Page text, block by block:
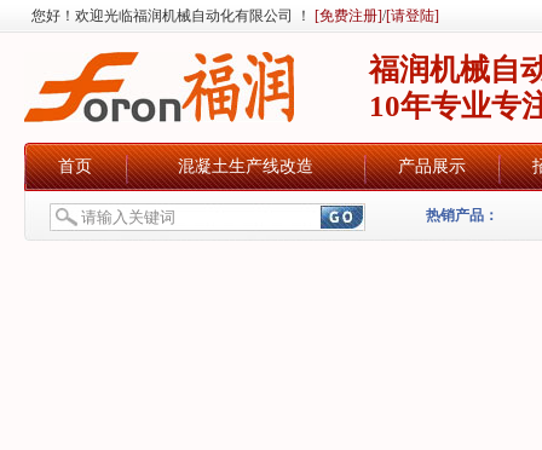
您好！欢迎光临福润机械自动化有限公司 ！ [免费注册]/[请登陆]
福润机械自
10年专业专
首页 混凝土生产线改造 产品展示
热销产品：